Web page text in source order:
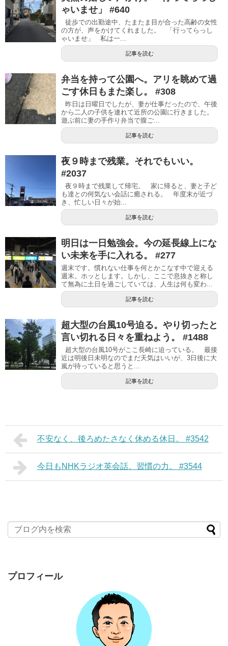
ゃいませ」 #640
徒歩での出勤途中、たまたま目が合った高齢の女性
の方が、声をかけてくれました。 「行ってらっし
ゃいませ」 私は一...
記事を読む
弁当を持って公園へ。アリを眺めて過
ごす休日もまた楽し。 #308
昨日は日曜日でしたが、妻が仕事だったので、午後
から二人の子供を連れて近所の公園に行きました。
遊ぶ前に妻の手作り弁当で腹ご...
記事を読む
夜９時まで残業。それでもいい。
#2037
夜９時まで残業して帰宅。 家に帰ると、妻と子ど
も達との何気ない会話に癒される。 年度末が近づ
き、忙しい日々が始...
記事を読む
明日は一日勉強会。今の延長線上にな
い未来を手に入れる。 #277
週末です。慣れない仕事を何とかこなす中で迎える
週末。ホッとします。しかし、ここで息抜きと称し
て無為に土日を過ごしていては、人生は何も変わ...
記事を読む
超大型の台風10号迫る。やり切ったと
言い切れる日々を重ねよう。 #1488
超大型の台風10号がここ長崎に迫っている。 最接
近は明後日未明なのでまだ天気はいいが、3日後に大
嵐が待っていると思うと...
記事を読む
不安なく、後ろめたさなく休める休日。 #3542
今日もNHKラジオ英会話。習慣の力。 #3544
プロフィール